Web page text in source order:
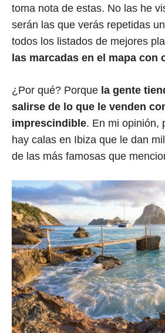
toma nota de estas. No las he
serán las que verás repetidas
todos los listados de mejores
las marcadas en el mapa con
¿Por qué? Porque la gente
salirse de lo que le venden
imprescindible. En mi opinión,
hay calas en Ibiza que le dan
de las más famosas que